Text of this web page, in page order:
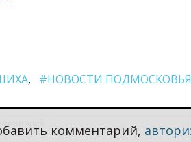
#НОВОСТИ ПОДМОСКОВЬЯ
комментарий,